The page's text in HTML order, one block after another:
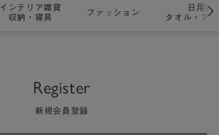
インテリア雑貨
収納・寝具
ファッション
日用雑
タオル・ア
Register
新規会員登録